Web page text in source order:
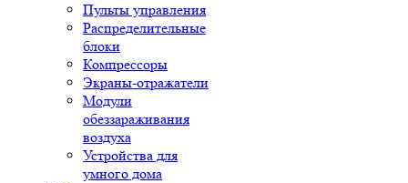
Пульты управления
Распределительные
блоки
Компрессоры
Экраны-отражатели
Модули
обеззараживания
воздуха
Устройства для
умного дома